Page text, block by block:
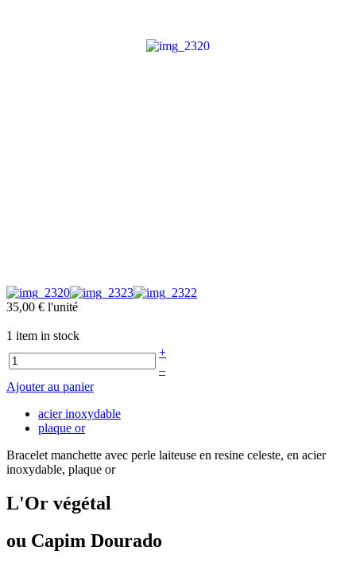
35,00 € l'unité
1 item in stock
+
–
Ajouter au panier
acier inoxydable
plaque or
Bracelet manchette avec perle laiteuse en resine celeste, en acier
inoxydable, plaque or
L'Or végétal
ou Capim Dourado